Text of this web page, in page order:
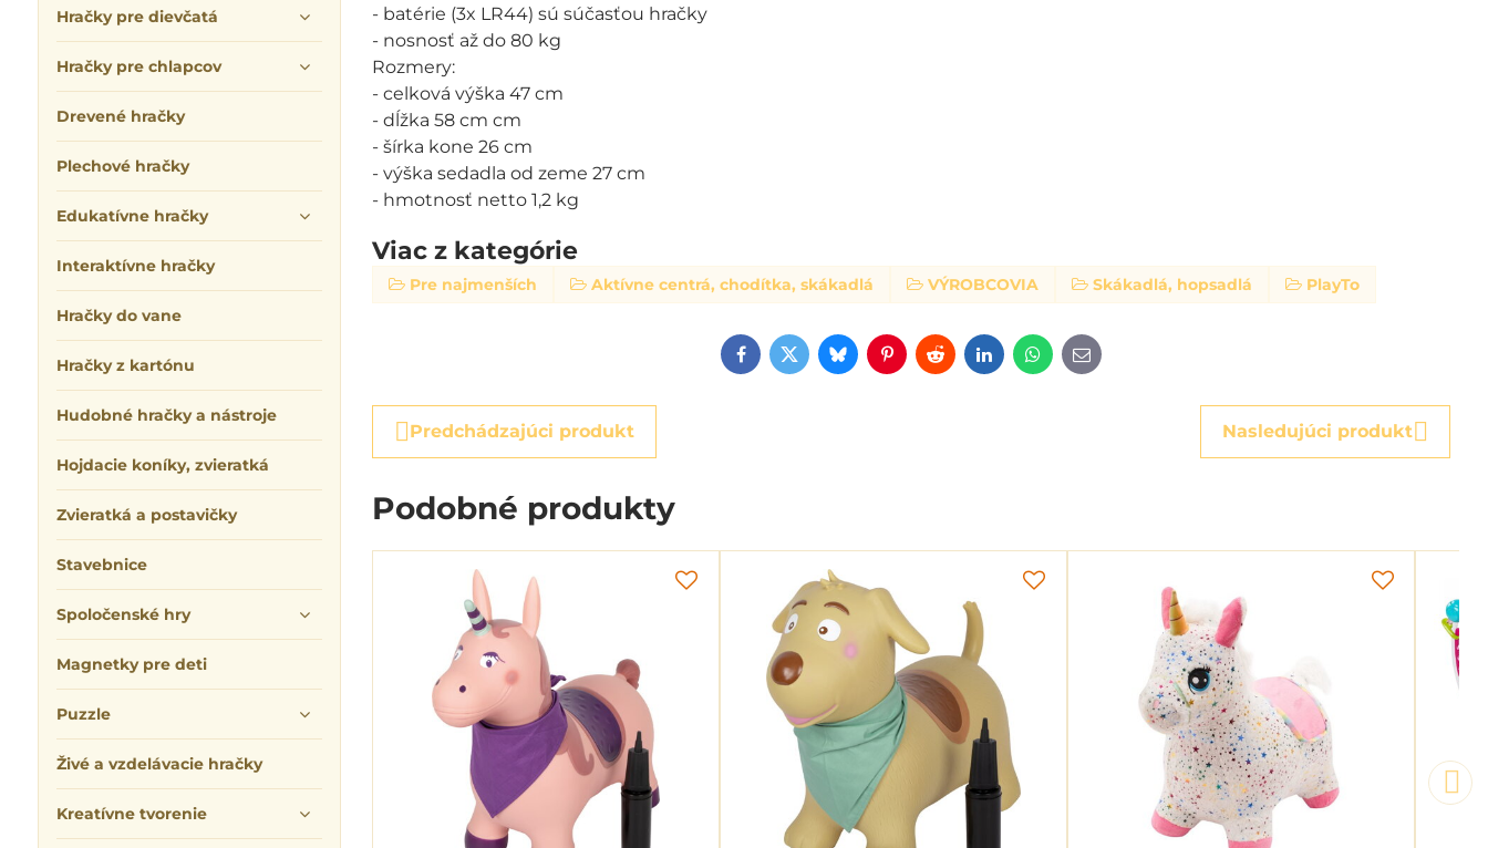
- batérie (3x LR44) sú súčasťou hračky
- nosnosť až do 80 kg
Rozmery:
- celková výška 47 cm
- dĺžka 58 cm cm
- šírka kone 26 cm
- výška sedadla od zeme 27 cm
- hmotnosť netto 1,2 kg
Viac z kategórie
Pre najmenších Aktívne centrá, chodítka, skákadlá VÝROBCOVIA Skákadlá, hopsadlá PlayTo
Facebook
TwitterBlueskyPinterest
RedditLinkedInWhatsApp
E-
mail
Predchádzajúci produkt Nasledujúci produkt
Podobné produkty
Hračky pre dievčatá
Hračky pre chlapcov
Drevené hračky
Plechové hračky
Edukatívne hračky
Interaktívne hračky
Hračky do vane
Hračky z kartónu
Hudobné hračky a nástroje
Hojdacie koníky, zvieratká
Zvieratká a postavičky
Stavebnice
Spoločenské hry
Magnetky pre deti
Puzzle
Živé a vzdelávacie hračky
Kreatívne tvorenie